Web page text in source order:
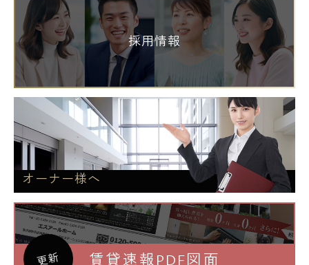
採用情報
オーナー様へ
更新 賃貸速報PDF図面